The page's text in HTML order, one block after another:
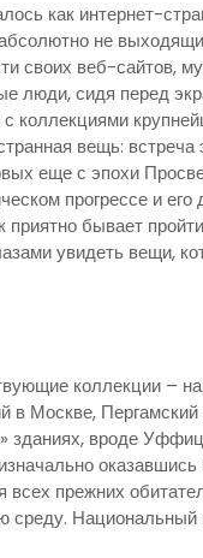
как интернет-
не
своих веб-сайтов,
люди, сидя перед
коллекциями
вещь: встреча
еще с эпохи
прогрессе и его
приятно бывает
увидеть вещи,
коллекции –
Москве, Пергамский
зданиях, вроде
всех прежних
среду. Национальный